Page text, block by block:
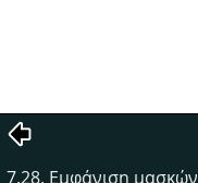
7.28. Εμφάνιση